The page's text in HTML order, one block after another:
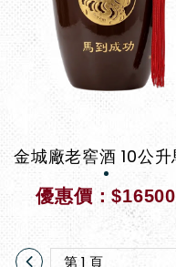
優惠價：$16500